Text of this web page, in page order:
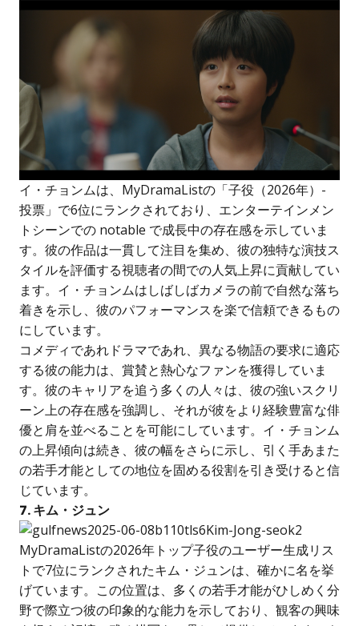
イ・チョンムは、MyDramaListの「子役（2026年）-
投票」で6位にランクされており、エンターテインメン
トシーンでの notable で成長中の存在感を示していま
す。彼の作品は一貫して注目を集め、彼の独特な演技ス
タイルを評価する視聴者の間での人気上昇に貢献してい
ます。イ・チョンムはしばしばカメラの前で自然な落ち
着きを示し、彼のパフォーマンスを楽で信頼できるもの
にしています。
コメディであれドラマであれ、異なる物語の要求に適応
する彼の能力は、賞賛と熱心なファンを獲得していま
す。彼のキャリアを追う多くの人々は、彼の強いスクリ
ーン上の存在感を強調し、それが彼をより経験豊富な俳
優と肩を並べることを可能にしています。イ・チョンム
の上昇傾向は続き、彼の幅をさらに示し、引く手あまた
の若手才能としての地位を固める役割を引き受けると信
じています。
7. キム・ジュン
MyDramaListの2026年トップ子役のユーザー生成リス
トで7位にランクされたキム・ジュンは、確かに名を挙
げています。この位置は、多くの若手才能がひしめく分
野で際立つ彼の印象的な能力を示しており、観客の興味